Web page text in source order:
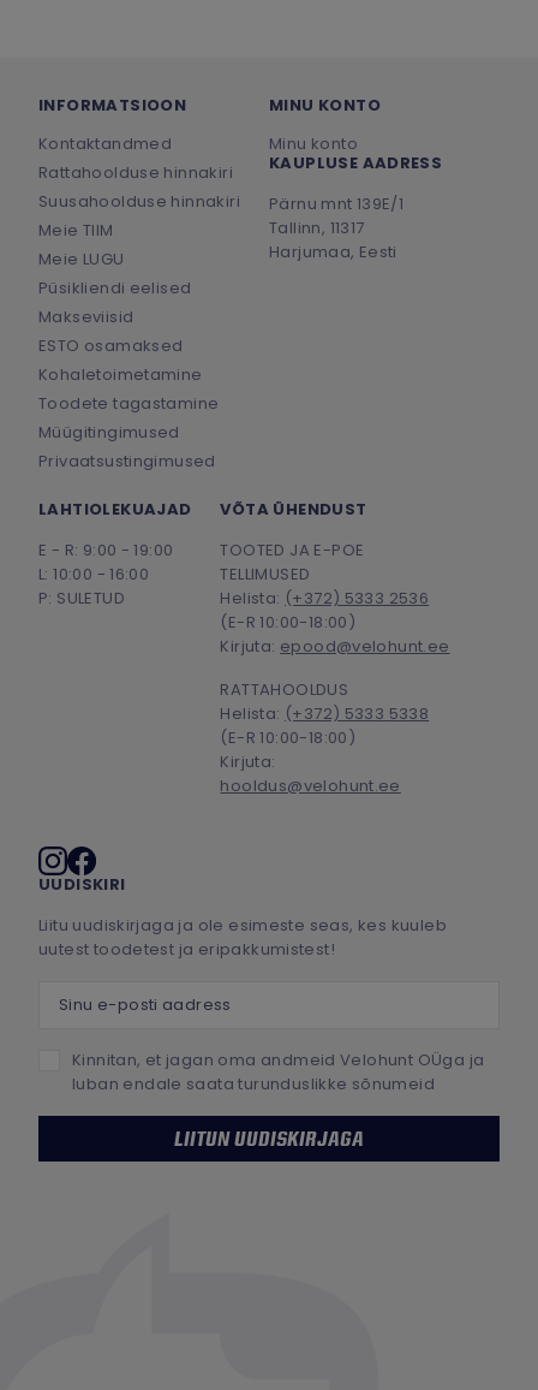
INFORMATSIOON
Kontaktandmed
Rattahoolduse hinnakiri
Suusahoolduse hinnakiri
Meie TIIM
Meie LUGU
Püsikliendi eelised
Makseviisid
ESTO osamaksed
Kohaletoimetamine
Toodete tagastamine
Müügitingimused
Privaatsustingimused
MINU KONTO
Minu konto
KAUPLUSE AADRESS
Pärnu mnt 139E/1
Tallinn, 11317
Harjumaa, Eesti
LAHTIOLEKUAJAD
E - R: 9:00 - 19:00
L: 10:00 - 16:00
P: SULETUD
VÕTA ÜHENDUST
TOOTED JA E-POE
TELLIMUSED
Helista: (+372) 5333 2536
(E-R 10:00-18:00)
Kirjuta: epood@velohunt.ee
RATTAHOOLDUS
Helista: (+372) 5333 5338
(E-R 10:00-18:00)
Kirjuta:
hooldus@velohunt.ee
Sotsiaalmeedia
UUDISKIRI
Liitu uudiskirjaga ja ole esimeste seas, kes kuuleb
uutest toodetest ja eripakkumistest!
Kinnitan, et jagan oma andmeid Velohunt OÜga ja
luban endale saata turunduslikke sõnumeid
LIITUN UUDISKIRJAGA